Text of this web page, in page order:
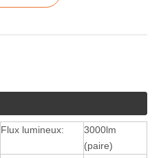
Flux lumineux:
3000lm
(paire)